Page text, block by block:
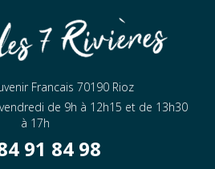
Francais 70190 Rioz
de 9h à 12h15 et de 13h30
à 17h
91 84 98